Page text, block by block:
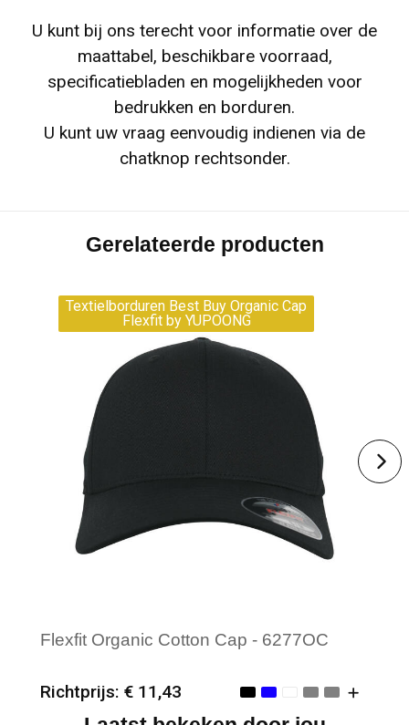
U kunt bij ons terecht voor informatie over de
maattabel, beschikbare voorraad,
specificatiebladen en mogelijkheden voor
bedrukken en borduren.
U kunt uw vraag eenvoudig indienen via de
chatknop rechtsonder.
Gerelateerde producten
Textielborduren Best Buy Organic Cap
Flexfit by YUPOONG
Flexfit Organic Cotton Cap - 6277OC
Richtprijs: € 11,43